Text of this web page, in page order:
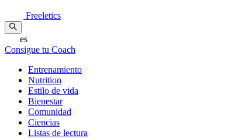
Freeletics
es
Consigue tu Coach
Entrenamiento
Nutrition
Estilo de vida
Bienestar
Comunidad
Ciencias
Listas de lectura